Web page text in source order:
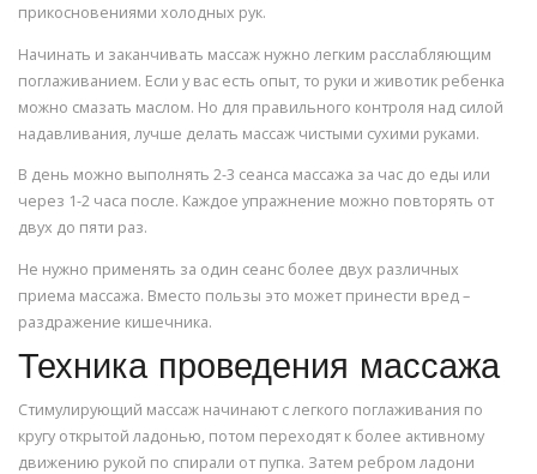
прикосновениями холодных рук.
Начинать и заканчивать массаж нужно легким расслабляющим
поглаживанием. Если у вас есть опыт, то руки и животик ребенка
можно смазать маслом. Но для правильного контроля над силой
надавливания, лучше делать массаж чистыми сухими руками.
В день можно выполнять 2-3 сеанса массажа за час до еды или
через 1-2 часа после. Каждое упражнение можно повторять от
двух до пяти раз.
Не нужно применять за один сеанс более двух различных
приема массажа. Вместо пользы это может принести вред –
раздражение кишечника.
Техника проведения массажа
Стимулирующий массаж начинают с легкого поглаживания по
кругу открытой ладонью, потом переходят к более активному
движению рукой по спирали от пупка. Затем ребром ладони